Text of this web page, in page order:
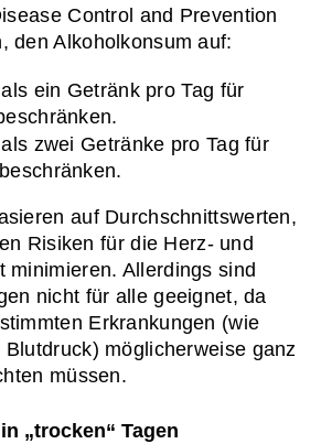
Control and Prevention
den Alkoholkonsum auf:
ein Getränk pro Tag für
zwei Getränke pro Tag für
auf Durchschnittswerten,
Risiken für die Herz- und
minimieren. Allerdings sind
nicht für alle geeignet, da
Erkrankungen (wie
möglicherweise ganz
müssen.
„trocken“ Tagen